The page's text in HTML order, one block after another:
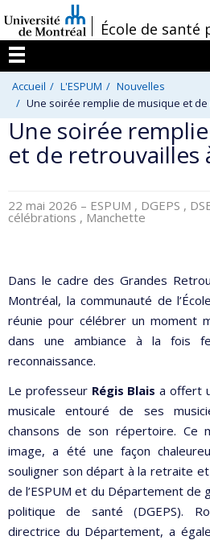
au
contenu
/École de santé
Menu
Accueil L'ESPUM
Nouvelles
Une soirée remplie de musique et de
Une soirée
et de retrouvailles
22 mai 2026 – ESPUM , DGEPS ,
célébrations , Manchette
Dans le cadre des Grandes
Montréal, la communauté de
réunie pour célébrer un moment
dans une ambiance à la fois
reconnaissance.
Le professeur Régis Blais a offert
musicale entouré de ses
chansons de son répertoire. Ce
image, a été une façon
souligner son départ à la retraite
de l’ESPUM et du Département de
politique de santé (DGEPS).
directrice du Département, a